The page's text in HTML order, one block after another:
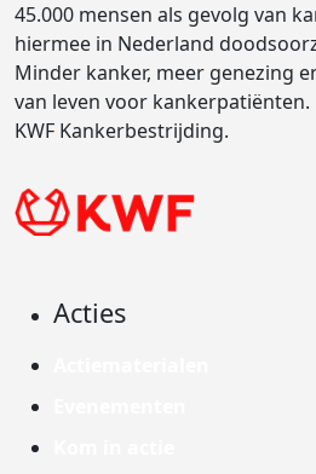
45.000 mensen als gevolg van
hiermee in Nederland
Minder kanker, meer genezing
van leven voor kankerpatiënten.
KWF Kankerbestrijding.
Acties